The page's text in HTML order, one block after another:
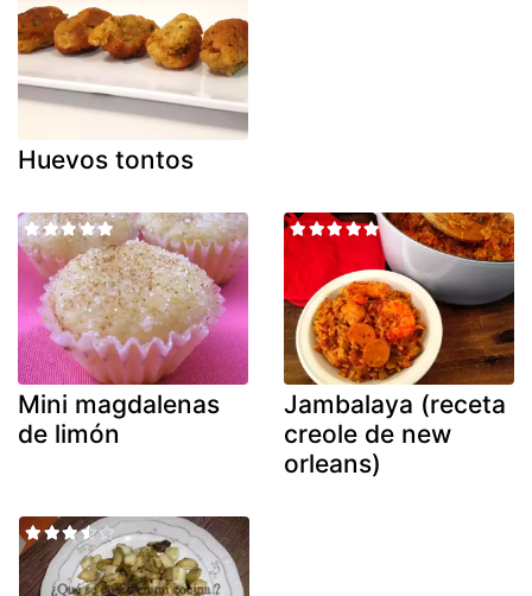
Huevos tontos
Mini magdalenas
de limón
Jambalaya (receta
creole de new
orleans)